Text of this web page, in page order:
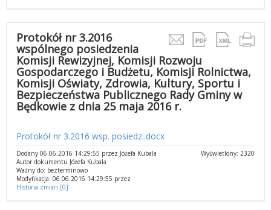
Protokół nr 3.2016
wspólnego posiedzenia
Komisji Rewizyjnej, Komisji Rozwoju
Gospodarczego i Budżetu, Komisji Rolnictwa,
Komisji Oświaty, Zdrowia, Kultury, Sportu i
Bezpieczeństwa Publicznego Rady Gminy w
Będkowie z dnia 25 maja 2016 r.
Protokół nr 3.2016 wsp. posiedz..docx
Wyświetlony: 2320
Dodany 06.06.2016 14:29:55 przez Jóżefa Kubala
Autor dokumentu Jóżefa Kubala
Ważny do: bezterminowo
Modyfikacja: 06.06.2016 14:29:55 przez
Historia zmian [0]